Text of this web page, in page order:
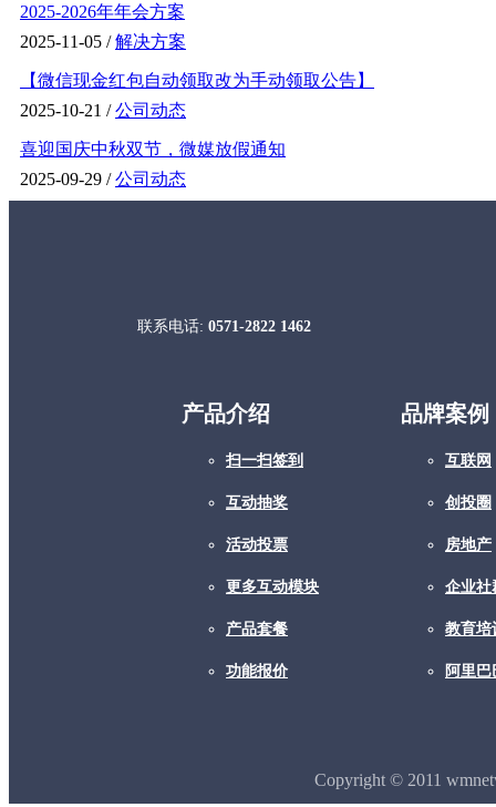
2025-2026年年会方案
2025-11-05 /解决方案
【微信现金红包自动领取改为手动领取公告】
2025-10-21 /公司动态
喜迎国庆中秋双节，微媒放假通知
2025-09-29 /公司动态
联系电话: 0571-2822 1462
产品介绍
扫一扫签到
互动抽奖
活动投票
更多互动模块
产品套餐
功能报价
品牌案例
互联网
创投圈
房地产
企业社
教育培
阿里巴
Copyright © 2011